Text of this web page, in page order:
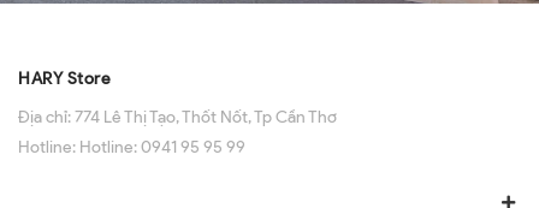
HARY Store
Địa chỉ:774 Lê Thị Tạo, Thốt Nốt, Tp Cần Thơ
Hotline: Hotline: 0941 95 95 99